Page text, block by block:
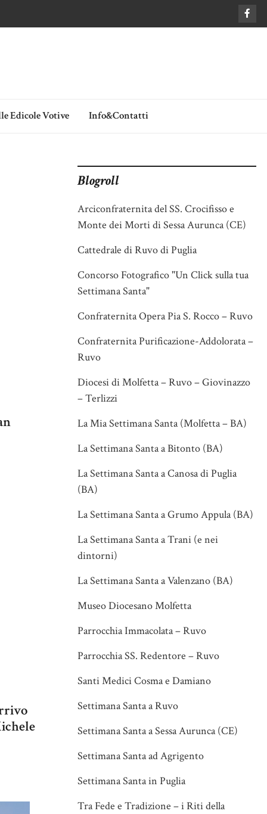
Edicole Votive Info&Contatti
Blogroll
Arciconfraternita del SS. Crocifisso e
Monte dei Morti di Sessa Aurunca (CE)
Cattedrale di Ruvo di Puglia
Concorso Fotografico "Un Click sulla tua
Settimana Santa"
Confraternita Opera Pia S. Rocco – Ruvo
Confraternita Purificazione-Addolorata –
Ruvo
Diocesi di Molfetta – Ruvo – Giovinazzo
– Terlizzi
La Mia Settimana Santa (Molfetta – BA)
La Settimana Santa a Bitonto (BA)
La Settimana Santa a Canosa di Puglia
(BA)
La Settimana Santa a Grumo Appula (BA)
La Settimana Santa a Trani (e nei
dintorni)
La Settimana Santa a Valenzano (BA)
Museo Diocesano Molfetta
Parrocchia Immacolata – Ruvo
Parrocchia SS. Redentore – Ruvo
Santi Medici Cosma e Damiano
Settimana Santa a Ruvo
Settimana Santa a Sessa Aurunca (CE)
Settimana Santa ad Agrigento
Settimana Santa in Puglia
Tra Fede e Tradizione – i Riti della